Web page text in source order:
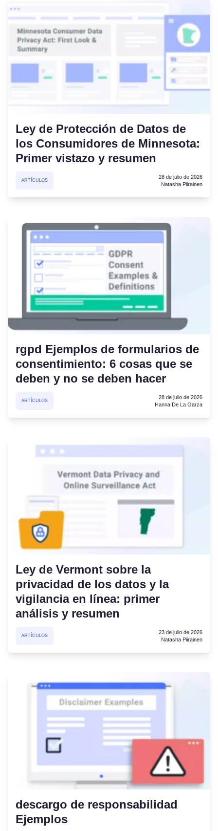
Ley de Protección de Datos de
los Consumidores de Minnesota:
Primer vistazo y resumen
ARTÍCULOS
28 de julio de 2026
Natasha Piirainen
rgpd Ejemplos de formularios de
consentimiento: 6 cosas que se
deben y no se deben hacer
ARTÍCULOS
28 de julio de 2026
Hanna De La Garza
Ley de Vermont sobre la
privacidad de los datos y la
vigilancia en línea: primer
análisis y resumen
ARTÍCULOS
23 de julio de 2026
Natasha Piirainen
descargo de responsabilidad
Ejemplos